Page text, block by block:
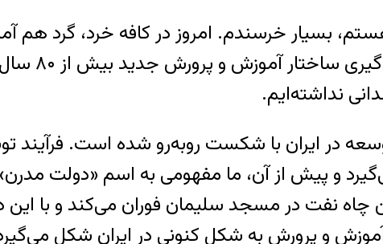
بسیار خرسندم. امروز در کافه خرد، گرد هم
اخیر را
نداشته‌ایم.
در ایران با شکست روبه‌رو شده‌ است. فرآیند
و پیش از آن، ما مفهومی به اسم «دولت مدرن»
نفت در مسجد سلیمان فوران می‌کند و با این